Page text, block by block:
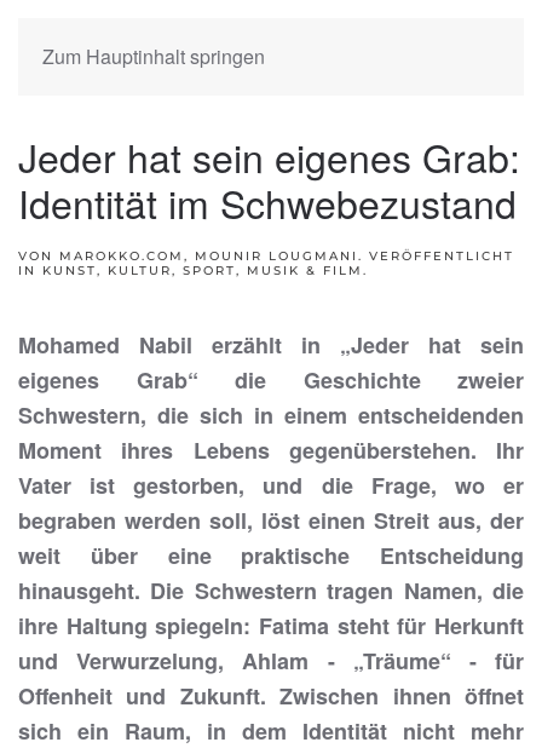
Zum Hauptinhalt springen
Jeder hat sein eigenes Grab:
Identität im Schwebezustand
VON MAROKKO.COM, MOUNIR LOUGMANI. VERÖFFENTLICHT
IN KUNST, KULTUR, SPORT, MUSIK & FILM .
Mohamed Nabil erzählt in „Jeder hat sein
eigenes Grab“ die Geschichte zweier
Schwestern, die sich in einem entscheidenden
Moment ihres Lebens gegenüberstehen. Ihr
Vater ist gestorben, und die Frage, wo er
begraben werden soll, löst einen Streit aus, der
weit über eine praktische Entscheidung
hinausgeht. Die Schwestern tragen Namen, die
ihre Haltung spiegeln: Fatima steht für Herkunft
und Verwurzelung, Ahlam - „Träume“ - für
Offenheit und Zukunft. Zwischen ihnen öffnet
sich ein Raum, in dem Identität nicht mehr